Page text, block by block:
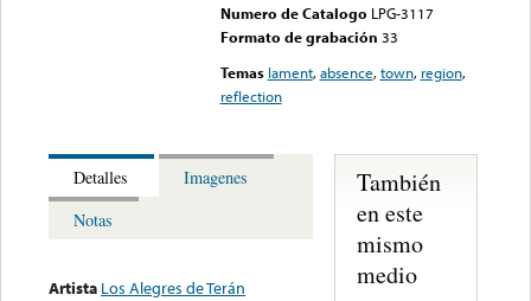
Numero de Catalogo LPG-3117
Formato de grabación 33
Temas lament,absence,town, region,
reflection
Detalles
Imagenes
Notas
Artista Los Alegres de Terán
También
en este
mismo
medio